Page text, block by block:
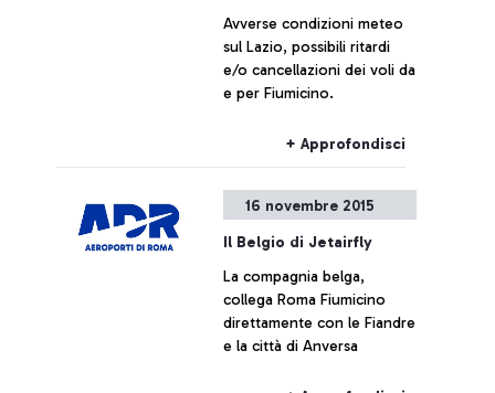
Avverse condizioni meteo
sul Lazio, possibili ritardi
e/o cancellazioni dei voli da
e per Fiumicino.
+ Approfondisci
16 novembre 2015
Il Belgio di Jetairfly
La compagnia belga,
collega Roma Fiumicino
direttamente con le Fiandre
e la città di Anversa